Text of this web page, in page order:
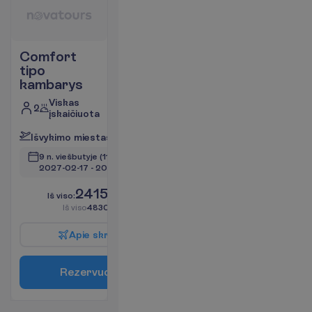
Comfort
tipo
kambarys
2
Viskas
įskaičiuota
Išvykimo miestas
9 n. viešbutyje (11 n. iš viso)
2027-02-17 - 2027-02-27
Iš viso:2415.00
Iš viso4830.00
Apie skr
Rezervuo